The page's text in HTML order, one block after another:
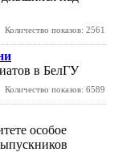
Количество показов: 2561
в БелГУ
Количество показов: 6589
особое